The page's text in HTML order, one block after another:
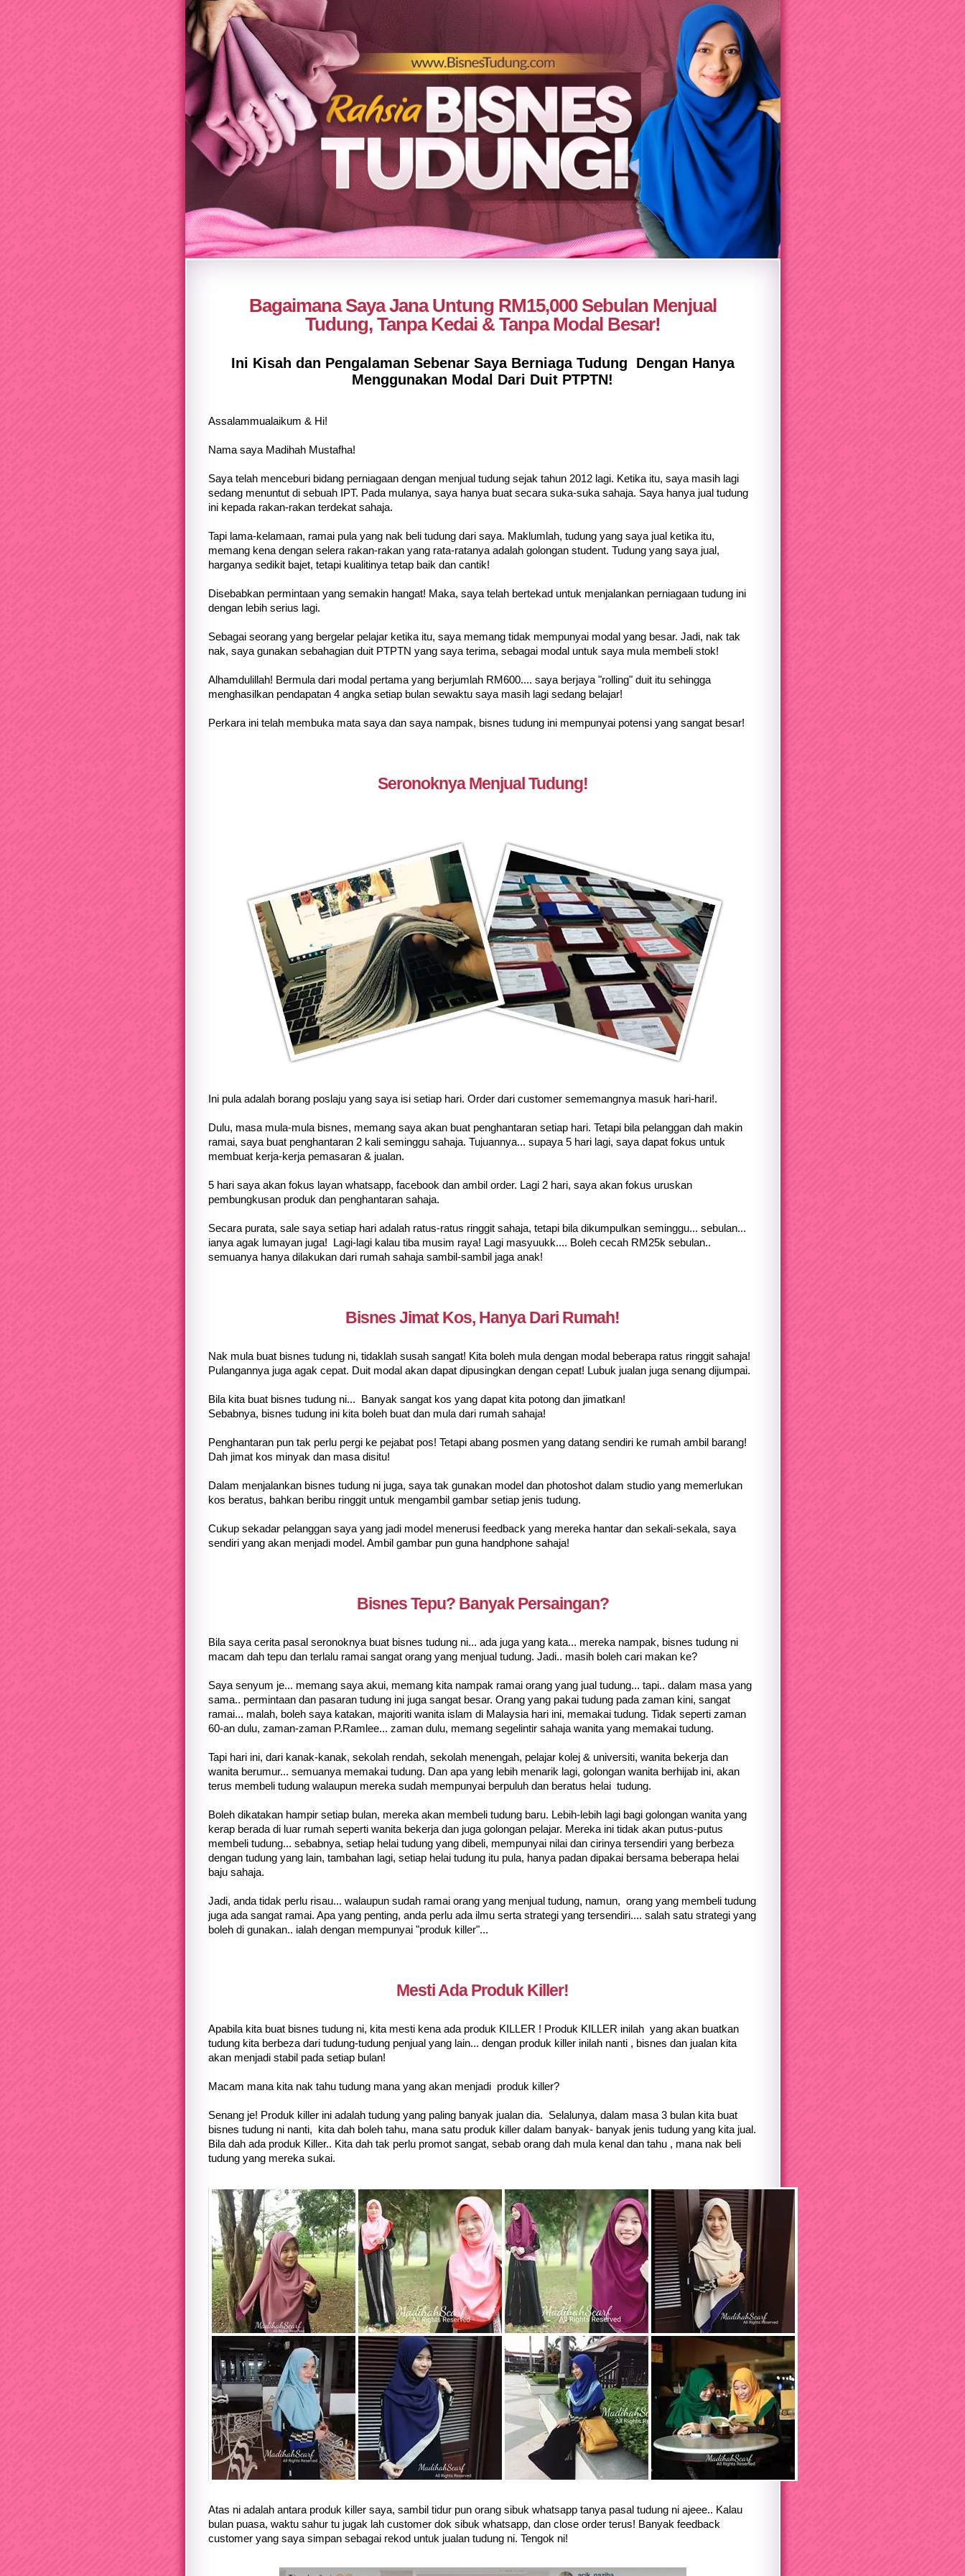
Bagaimana Saya Jana Untung RM15,000 Sebulan Menjual
Tudung, Tanpa Kedai & Tanpa Modal Besar!
Ini Kisah dan Pengalaman Sebenar Saya Berniaga Tudung Dengan Hanya
Menggunakan Modal Dari Duit PTPTN!
Assalammualaikum & Hi!
Nama saya Madihah Mustafha!
Saya telah menceburi bidang perniagaan dengan menjual tudung sejak tahun 2012 lagi. Ketika itu, saya masih lagi
sedang menuntut di sebuah IPT. Pada mulanya, saya hanya buat secara suka-suka sahaja. Saya hanya jual tudung
ini kepada rakan-rakan terdekat sahaja.
Tapi lama-kelamaan, ramai pula yang nak beli tudung dari saya. Maklumlah, tudung yang saya jual ketika itu,
memang kena dengan selera rakan-rakan yang rata-ratanya adalah golongan student. Tudung yang saya jual,
harganya sedikit bajet, tetapi kualitinya tetap baik dan cantik!
Disebabkan permintaan yang semakin hangat! Maka, saya telah bertekad untuk menjalankan perniagaan tudung ini
dengan lebih serius lagi.
Sebagai seorang yang bergelar pelajar ketika itu, saya memang tidak mempunyai modal yang besar. Jadi, nak tak
nak, saya gunakan sebahagian duit PTPTN yang saya terima, sebagai modal untuk saya mula membeli stok!
Alhamdulillah! Bermula dari modal pertama yang berjumlah RM600.... saya berjaya "rolling" duit itu sehingga
menghasilkan pendapatan 4 angka setiap bulan sewaktu saya masih lagi sedang belajar!
Perkara ini telah membuka mata saya dan saya nampak, bisnes tudung ini mempunyai potensi yang sangat besar!
Seronoknya Menjual Tudung!
Ini pula adalah borang poslaju yang saya isi setiap hari. Order dari customer sememangnya masuk hari-hari!.
Dulu, masa mula-mula bisnes, memang saya akan buat penghantaran setiap hari. Tetapi bila pelanggan dah makin
ramai, saya buat penghantaran 2 kali seminggu sahaja. Tujuannya... supaya 5 hari lagi, saya dapat fokus untuk
membuat kerja-kerja pemasaran & jualan.
5 hari saya akan fokus layan whatsapp, facebook dan ambil order. Lagi 2 hari, saya akan fokus uruskan
pembungkusan produk dan penghantaran sahaja.
Secara purata, sale saya setiap hari adalah ratus-ratus ringgit sahaja, tetapi bila dikumpulkan seminggu... sebulan...
ianya agak lumayan juga! Lagi-lagi kalau tiba musim raya! Lagi masyuukk.... Boleh cecah RM25k sebulan..
semuanya hanya dilakukan dari rumah sahaja sambil-sambil jaga anak!
Bisnes Jimat Kos, Hanya Dari Rumah!
Nak mula buat bisnes tudung ni, tidaklah susah sangat! Kita boleh mula dengan modal beberapa ratus ringgit sahaja!
Pulangannya juga agak cepat. Duit modal akan dapat dipusingkan dengan cepat! Lubuk jualan juga senang dijumpai.
Bila kita buat bisnes tudung ni... Banyak sangat kos yang dapat kita potong dan jimatkan!
Sebabnya, bisnes tudung ini kita boleh buat dan mula dari rumah sahaja!
Penghantaran pun tak perlu pergi ke pejabat pos! Tetapi abang posmen yang datang sendiri ke rumah ambil barang!
Dah jimat kos minyak dan masa disitu!
Dalam menjalankan bisnes tudung ni juga, saya tak gunakan model dan photoshot dalam studio yang memerlukan
kos beratus, bahkan beribu ringgit untuk mengambil gambar setiap jenis tudung.
Cukup sekadar pelanggan saya yang jadi model menerusi feedback yang mereka hantar dan sekali-sekala, saya
sendiri yang akan menjadi model. Ambil gambar pun guna handphone sahaja!
Bisnes Tepu? Banyak Persaingan?
Bila saya cerita pasal seronoknya buat bisnes tudung ni... ada juga yang kata... mereka nampak, bisnes tudung ni
macam dah tepu dan terlalu ramai sangat orang yang menjual tudung. Jadi.. masih boleh cari makan ke?
Saya senyum je... memang saya akui, memang kita nampak ramai orang yang jual tudung... tapi.. dalam masa yang
sama.. permintaan dan pasaran tudung ini juga sangat besar. Orang yang pakai tudung pada zaman kini, sangat
ramai... malah, boleh saya katakan, majoriti wanita islam di Malaysia hari ini, memakai tudung. Tidak seperti zaman
60-an dulu, zaman-zaman P.Ramlee... zaman dulu, memang segelintir sahaja wanita yang memakai tudung.
Tapi hari ini, dari kanak-kanak, sekolah rendah, sekolah menengah, pelajar kolej & universiti, wanita bekerja dan
wanita berumur... semuanya memakai tudung. Dan apa yang lebih menarik lagi, golongan wanita berhijab ini, akan
terus membeli tudung walaupun mereka sudah mempunyai berpuluh dan beratus helai tudung.
Boleh dikatakan hampir setiap bulan, mereka akan membeli tudung baru. Lebih-lebih lagi bagi golongan wanita yang
kerap berada di luar rumah seperti wanita bekerja dan juga golongan pelajar. Mereka ini tidak akan putus-putus
membeli tudung... sebabnya, setiap helai tudung yang dibeli, mempunyai nilai dan cirinya tersendiri yang berbeza
dengan tudung yang lain, tambahan lagi, setiap helai tudung itu pula, hanya padan dipakai bersama beberapa helai
baju sahaja.
Jadi, anda tidak perlu risau... walaupun sudah ramai orang yang menjual tudung, namun, orang yang membeli tudung
juga ada sangat ramai. Apa yang penting, anda perlu ada ilmu serta strategi yang tersendiri.... salah satu strategi yang
boleh di gunakan.. ialah dengan mempunyai "produk killer"...
Mesti Ada Produk Killer!
Apabila kita buat bisnes tudung ni, kita mesti kena ada produk KILLER ! Produk KILLER inilah yang akan buatkan
tudung kita berbeza dari tudung-tudung penjual yang lain... dengan produk killer inilah nanti , bisnes dan jualan kita
akan menjadi stabil pada setiap bulan!
Macam mana kita nak tahu tudung mana yang akan menjadi produk killer?
Senang je! Produk killer ini adalah tudung yang paling banyak jualan dia. Selalunya, dalam masa 3 bulan kita buat
bisnes tudung ni nanti, kita dah boleh tahu, mana satu produk killer dalam banyak- banyak jenis tudung yang kita jual.
Bila dah ada produk Killer.. Kita dah tak perlu promot sangat, sebab orang dah mula kenal dan tahu , mana nak beli
tudung yang mereka sukai.
Atas ni adalah antara produk killer saya, sambil tidur pun orang sibuk whatsapp tanya pasal tudung ni ajeee.. Kalau
bulan puasa, waktu sahur tu jugak lah customer dok sibuk whatsapp, dan close order terus! Banyak feedback
customer yang saya simpan sebagai rekod untuk jualan tudung ni. Tengok ni!